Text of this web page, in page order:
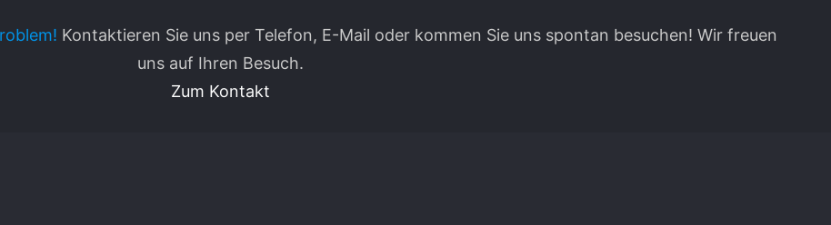
Kontaktieren Sie uns per Telefon, E-Mail oder kommen Sie uns spontan besuchen! Wir freuen
uns auf Ihren Besuch.
Zum Kontakt